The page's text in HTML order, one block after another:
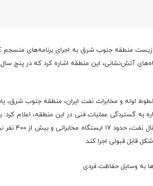
آتش‌نشانی، این منطقه اشاره کرد که در پنج سال
لوله و مخابرات نفت ایران، منطقه جنوب شرق،
هشت تأسیسات
قابل قبولی اجرا کند.
به وسایل حفاظت فردی